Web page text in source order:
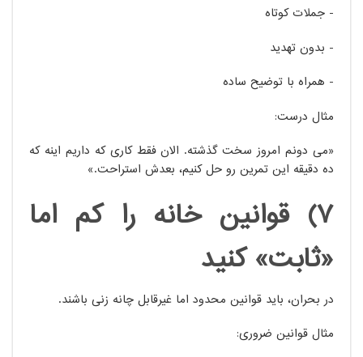
- جملات کوتاه
- بدون تهدید
- همراه با توضیح ساده
مثال درست:
«می دونم امروز سخت گذشته. الان فقط کاری که داریم اینه که
ده دقیقه این تمرین رو حل کنیم، بعدش استراحت.»
7) قوانین خانه را کم اما
«ثابت» کنید
در بحران، باید قوانین محدود اما غیرقابل چانه زنی باشند.
مثال قوانین ضروری: